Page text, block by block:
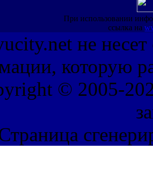
При использовании
ссылка на
не несет
которую
© 2005-